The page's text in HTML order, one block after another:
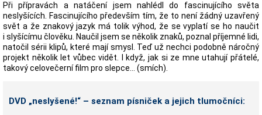
Při přípravách a natáčení jsem nahlédl do fascinujícího světa
neslyšících. Fascinujícího především tím, že to není žádný uzavřený
svět a že znakový jazyk má tolik výhod, že se vyplatí se ho naučit
i slyšícímu člověku. Naučil jsem se několik znaků, poznal příjemné lidi,
natočil sérii klipů, které mají smysl. Teď už nechci podobně náročný
projekt několik let vůbec vidět. I když, jak si ze mne utahují přátelé,
takový celovečerní film pro slepce… (smích).
DVD „neslyšené!“ – seznam písniček a jejich tlumočníci: